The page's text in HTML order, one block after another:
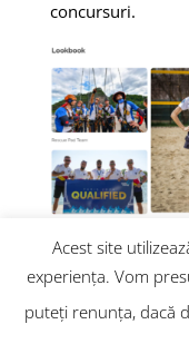
concursuri.
Integreaza
putea oferi o
Acest site
experiența. Vom
puteți renunța, dacă